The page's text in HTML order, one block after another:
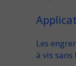
Les
à vis sans